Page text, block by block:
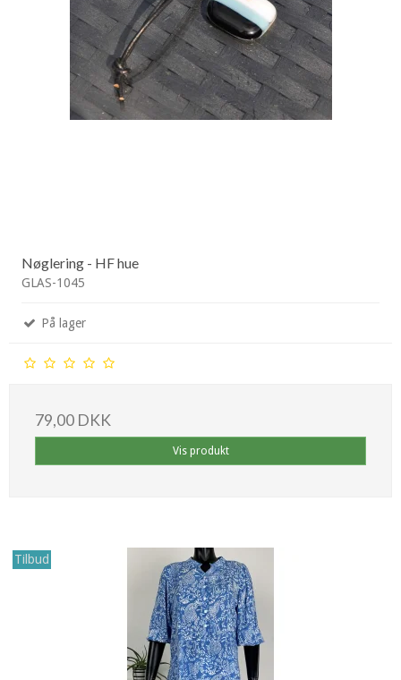
Nøglering - HF hue
GLAS-1045
På lager
79,00 DKK
Vis produkt
Tilbud